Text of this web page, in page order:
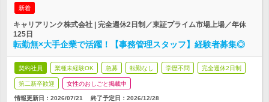
新着
キャリアリンク株式会社 | 完全週休2日制／東証プライム市場上場／年休
125日
転勤無×大手企業で活躍！【事務管理スタッフ】経験者募集◎
契約社員 業種未経験OK 急募 転勤なし 学歴不問 完全週休2日制
第二新卒歓迎 女性のおしごと掲載中
情報更新日：2026/07/21 終了予定日： 2026/12/28